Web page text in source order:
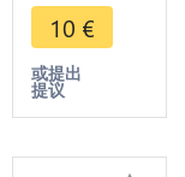
Republics
1395 1975
UNC -
>Make
10 €
或提出
提议